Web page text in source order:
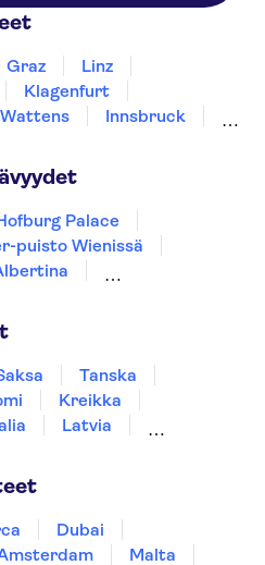
Graz
Linz
Klagenfurt
Wattens
Innsbruck
Palace
puisto Wienissä
Park
Tanska
Kreikka
Latvia
Singapore
Dubai
Malta